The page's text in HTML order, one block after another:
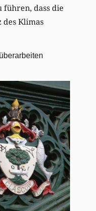
dass die
des Klimas